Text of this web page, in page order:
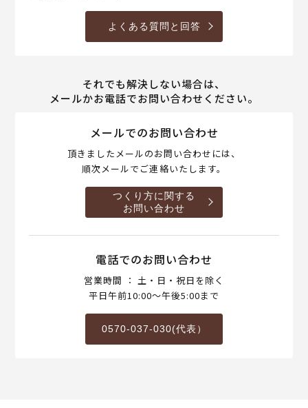
よくある質問と回答
それでも解決しない場合は、
メールかお電話でお問い合わせください。
メールでのお問い合わせ
頂きましたメールのお問い合わせには、
順次メールでご連絡いたします。
つくり方に関する
お問い合わせ
電話でのお問い合わせ
営業時間 ： 土・日・祝日を除く
平日午前10:00～午後5:00まで
0570-037-030(代表）